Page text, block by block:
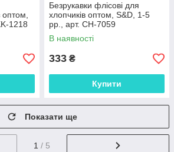
оптом,
1218
Безрукавки флісові для
хлопчиків оптом, S&D, 1-5
рр., арт. CH-7059
В наявності
333 ₴
Купити
Показати ще
1 / 5